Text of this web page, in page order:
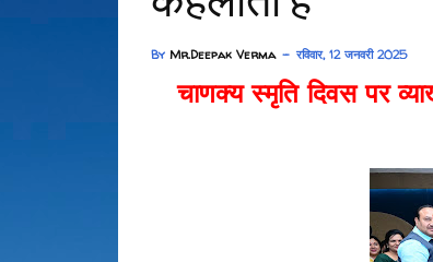
By Mr.Deepak Verma रविवार, 12 जनवरी 2025
चाणक्य स्मृति दिवस पर